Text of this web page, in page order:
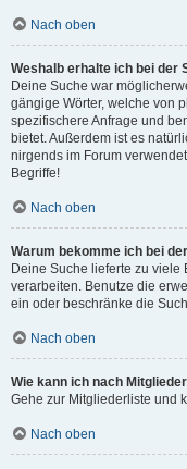
Nach oben
Weshalb erhalte ich bei der
Deine Suche war
gängige Wörter, welche von
spezifischere Anfrage und
bietet. Außerdem ist es
nirgends im Forum
Begriffe!
Nach oben
Warum bekomme ich bei
Deine Suche lieferte zu viele
verarbeiten. Benutze die
ein oder beschränke die
Nach oben
Wie kann ich nach
Gehe zur Mitgliederliste und
Nach oben